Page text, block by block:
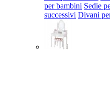
per bambini Sedie
successivi Divani